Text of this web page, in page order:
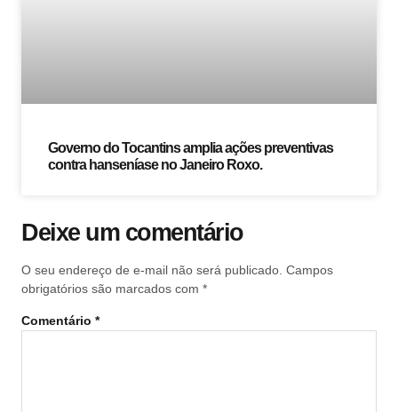
Governo do Tocantins amplia ações preventivas
contra hanseníase no Janeiro Roxo.
Deixe um comentário
O seu endereço de e-mail não será publicado. Campos
obrigatórios são marcados com *
Comentário *